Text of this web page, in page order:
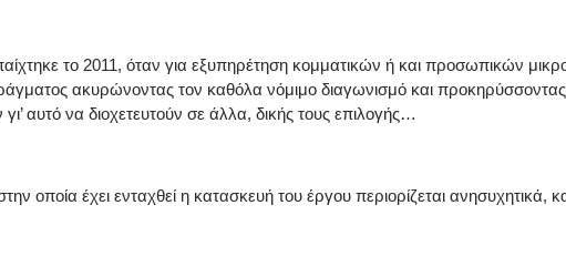
το 2011, όταν για εξυπηρέτηση κομματικών ή και προσωπικών
ακυρώνοντας τον καθόλα νόμιμο διαγωνισμό και
αυτό να διοχετευτούν σε άλλα, δικής τους επιλογής…
οποία έχει ενταχθεί η κατασκευή του έργου περιορίζεται ανησυχητικά,